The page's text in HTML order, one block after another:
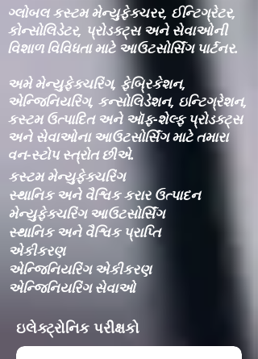
ગ્લોબલ કસ્ટમ મેન્યુફેક્ચરર, ઈન્ટિગ્રેટર,
કોન્સોલિડેટર, પ્રોડક્ટ્સ અને સેવાઓની
વિશાળ વિવિધતા માટે આઉટસોર્સિંગ પાર્ટનર.
અમે મેન્યુફેક્ચરિંગ, ફેબ્રિકેશન,
એન્જિનિયરિંગ, કન્સોલિડેશન, ઇન્ટિગ્રેશન,
કસ્ટમ ઉત્પાદિત અને ઑફ-શેલ્ફ પ્રોડક્ટ્સ
અને સેવાઓના આઉટસોર્સિંગ માટે તમારા
વન-સ્ટોપ સ્ત્રોત છીએ.
કસ્ટમ મેન્યુફેક્ચરિંગ
સ્થાનિક અને વૈશ્વિક કરાર ઉત્પાદન
મેન્યુફેક્ચરિંગ આઉટસોર્સિંગ
સ્થાનિક અને વૈશ્વિક પ્રાપ્તિ
એકીકરણ​
એન્જિનિયરિંગ એકીકરણ​
એન્જિનિયરિંગ સેવાઓ
ઇલેક્ટ્રોનિક પરીક્ષકો